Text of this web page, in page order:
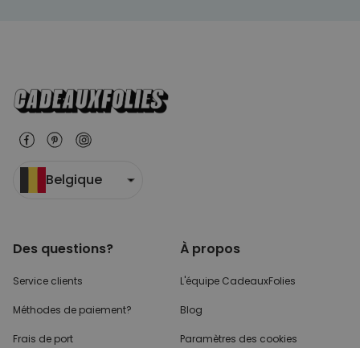
Belgique
Des questions?
Service clients
Méthodes de paiement?
Frais de port
À propos
L'équipe CadeauxFolies
Blog
Paramètres des cookies